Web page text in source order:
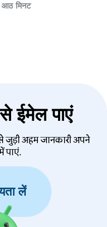
हम चेहरे की पहचान
मिनट
पाएं
अहम जानकारी अपने
पाएं.
लें